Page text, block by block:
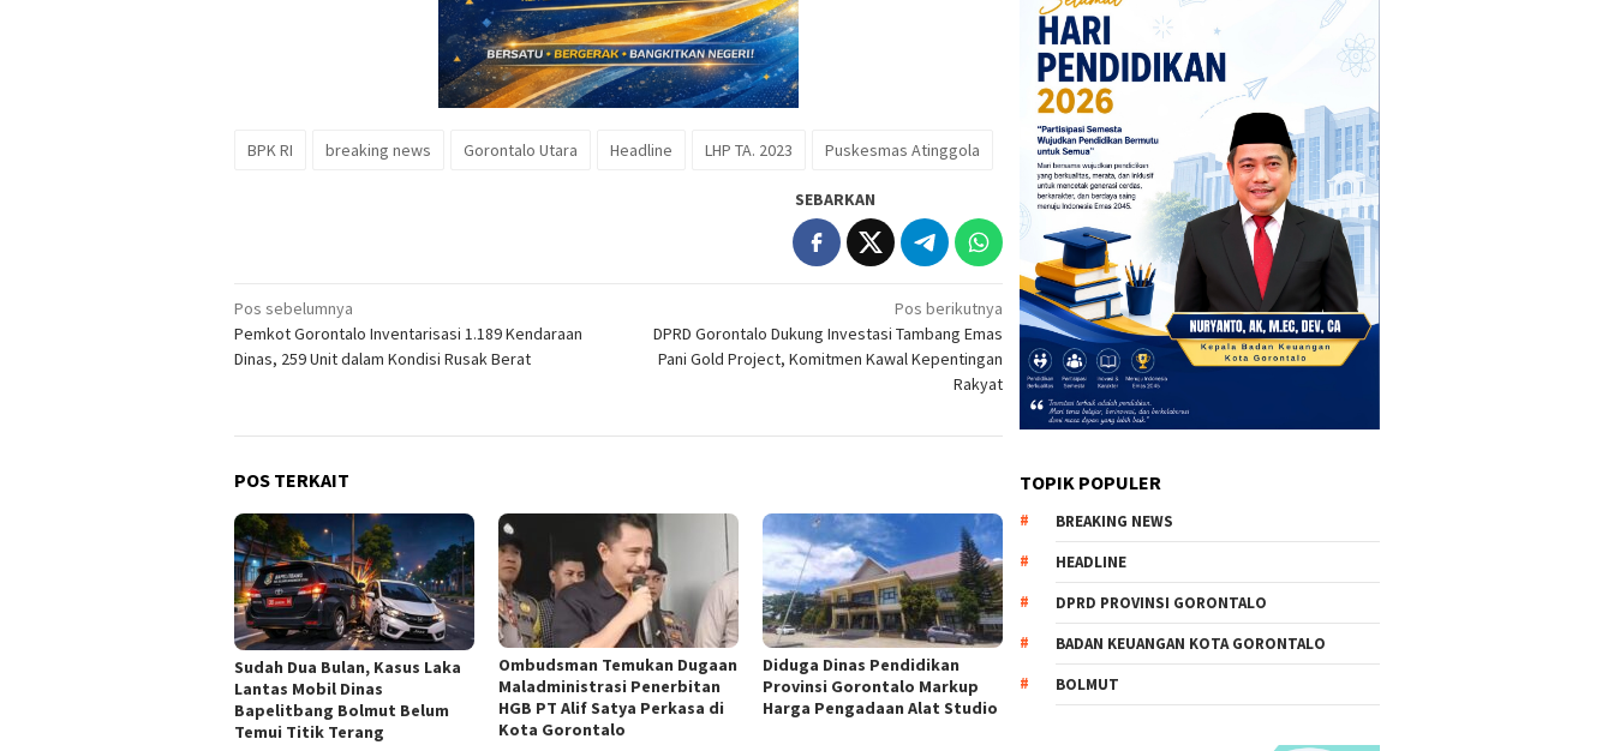
BPK RI breaking news Gorontalo Utara Headline LHP TA. 2023 Puskesmas Atinggola
SEBARKAN
Navigasi
pos
Pos sebelumnya
Pemkot Gorontalo Inventarisasi 1.189 Kendaraan
Dinas, 259 Unit dalam Kondisi Rusak Berat
Pos berikutnya
DPRD Gorontalo Dukung Investasi Tambang Emas
Pani Gold Project, Komitmen Kawal Kepentingan
Rakyat
POS TERKAIT
Sudah Dua Bulan, Kasus Laka
Lantas Mobil Dinas
Bapelitbang Bolmut Belum
Temui Titik Terang
Ombudsman Temukan Dugaan
Maladministrasi Penerbitan
HGB PT Alif Satya Perkasa di
Kota Gorontalo
Diduga Dinas Pendidikan
Provinsi Gorontalo Markup
Harga Pengadaan Alat Studio
TOPIK POPULER
BREAKING NEWS
HEADLINE
DPRD PROVINSI GORONTALO
BADAN KEUANGAN KOTA GORONTALO
BOLMUT